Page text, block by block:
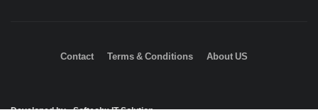
Contact Terms & Conditions About US